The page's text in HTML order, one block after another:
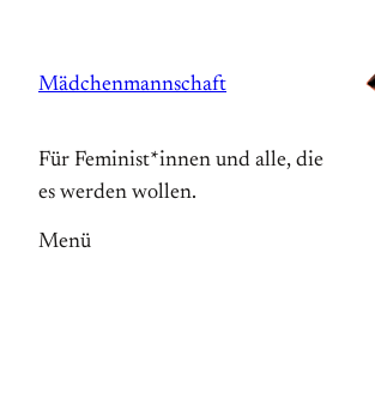
springen
Mädchenmannschaft
Für Feminist*innen und alle, die
es werden wollen.
Menü